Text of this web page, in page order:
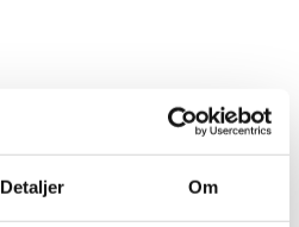
Detaljer Om